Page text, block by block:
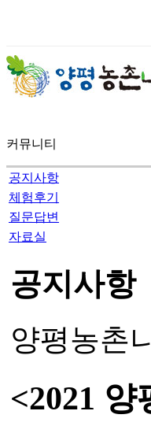
커뮤니티
공지사항
체험후기
질문답변
자료실
공지사항
양평농촌
<2021